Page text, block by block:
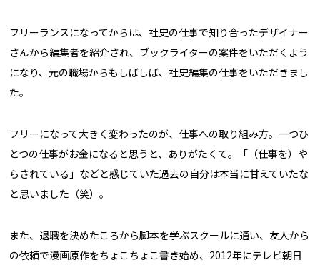
フリーランスになってからは、社史の仕事で知り合ったデザイナー
さんから編集者を紹介され、ブックライターの案件をいただくよう
になり、元の職場からもしばしば、社史編集の仕事をいただきまし
た。
フリーになって大きく変わったのが、仕事への取り組み方。一つひ
とつの仕事がお金になると思うと、ありがたくて。「（仕事を）や
らされている」などと感じていた過去の自分は本当に甘えていたな
と思いました（笑）。
また、退職を決めたころから脚本を学ぶスクールに通い、友人から
の依頼で漫画原作をちょこちょこ書き始め、2012年にテレビ朝日